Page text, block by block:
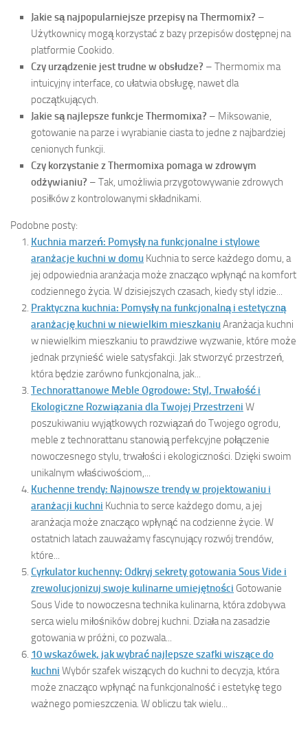
Jakie są najpopularniejsze przepisy na Thermomix? –
Użytkownicy mogą korzystać z bazy przepisów dostępnej na
platformie Cookido.
Czy urządzenie jest trudne w obsłudze? – Thermomix ma
intuicyjny interface, co ułatwia obsługę, nawet dla
początkujących.
Jakie są najlepsze funkcje Thermomixa? – Miksowanie,
gotowanie na parze i wyrabianie ciasta to jedne z najbardziej
cenionych funkcji.
Czy korzystanie z Thermomixa pomaga w zdrowym
odżywianiu? – Tak, umożliwia przygotowywanie zdrowych
posiłków z kontrolowanymi składnikami.
Podobne posty:
Kuchnia marzeń: Pomysły na funkcjonalne i stylowe
aranżacje kuchni w domu Kuchnia to serce każdego domu, a
jej odpowiednia aranżacja może znacząco wpłynąć na komfort
codziennego życia. W dzisiejszych czasach, kiedy styl idzie...
Praktyczna kuchnia: Pomysły na funkcjonalną i estetyczną
aranżację kuchni w niewielkim mieszkaniuAranżacja kuchni
w niewielkim mieszkaniu to prawdziwe wyzwanie, które może
jednak przynieść wiele satysfakcji. Jak stworzyć przestrzeń,
która będzie zarówno funkcjonalna, jak...
Technorattanowe Meble Ogrodowe: Styl, Trwałość i
Ekologiczne Rozwiązania dla Twojej Przestrzeni W
poszukiwaniu wyjątkowych rozwiązań do Twojego ogrodu,
meble z technorattanu stanowią perfekcyjne połączenie
nowoczesnego stylu, trwałości i ekologiczności. Dzięki swoim
unikalnym właściwościom,...
Kuchenne trendy: Najnowsze trendy w projektowaniu i
aranżacji kuchni Kuchnia to serce każdego domu, a jej
aranżacja może znacząco wpłynąć na codzienne życie. W
ostatnich latach zauważamy fascynujący rozwój trendów,
które...
Cyrkulator kuchenny: Odkryj sekrety gotowania Sous Vide i
zrewolucjonizuj swoje kulinarne umiejętności Gotowanie
Sous Vide to nowoczesna technika kulinarna, która zdobywa
serca wielu miłośników dobrej kuchni. Działa na zasadzie
gotowania w próżni, co pozwala...
10 wskazówek, jak wybrać najlepsze szafki wiszące do
kuchni Wybór szafek wiszących do kuchni to decyzja, która
może znacząco wpłynąć na funkcjonalność i estetykę tego
ważnego pomieszczenia. W obliczu tak wielu...